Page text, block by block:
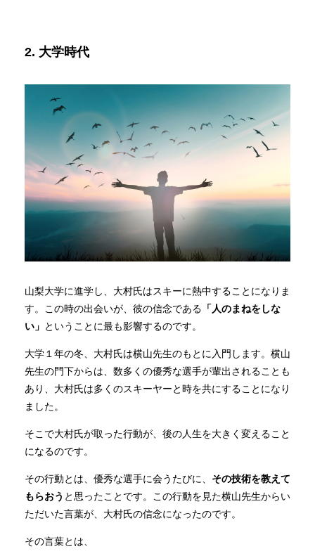
2. 大学時代
山梨大学に進学し、大村氏はスキーに熱中することになりま
す。この時の出会いが、彼の信念である 「人のまねをしな
い」 ということに最も影響するのです。
大学１年の冬、大村氏は横山先生のもとに入門します。横山
先生の門下からは、数多くの優秀な選手が輩出されることも
あり、大村氏は多くのスキーヤーと時を共にすることになり
ました。
そこで大村氏が取った行動が、後の人生を大きく変えること
になるのです。
その行動とは、優秀な選手に会うたびに、 その技術を教えて
もらおう と思ったことです。この行動を見た横山先生からい
ただいた言葉が、大村氏の信念になったのです。
その言葉とは、